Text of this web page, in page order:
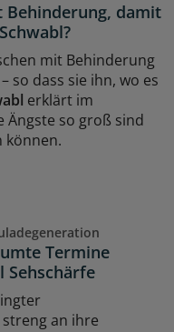
Behinderung, damit
mit Behinderung
so dass sie ihn, wo es
erklärt im
Ängste so groß sind
können.
Termine
Sehschärfe
an ihre